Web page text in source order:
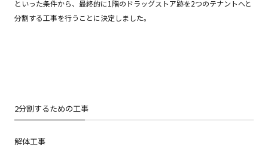
といった条件から、最終的に1階のドラッグストア跡を2つのテナントへと
分割する工事を行うことに決定しました。
2分割するための工事
解体工事